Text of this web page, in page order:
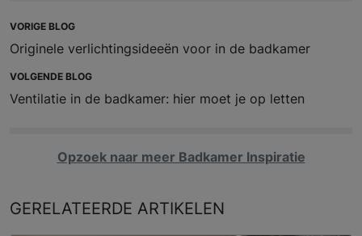
VORIGE BLOG
Originele verlichtingsideeën voor in de badkamer
VOLGENDE BLOG
Ventilatie in de badkamer: hier moet je op letten
Opzoek naar meer Badkamer Inspiratie
GERELATEERDE ARTIKELEN